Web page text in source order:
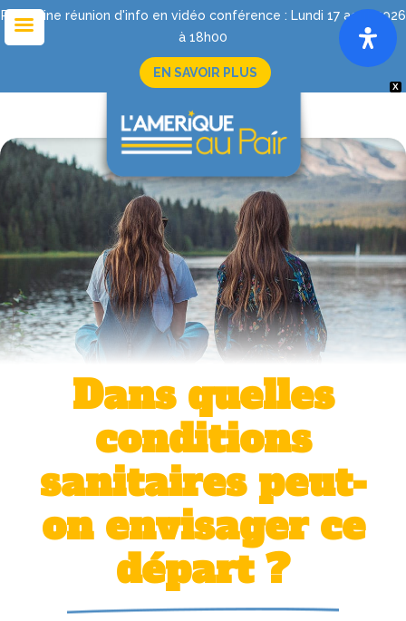
X
Prochaine réunion d'info en vidéo conférence : Lundi 17 août 2026
à 18h00
EN SAVOIR PLUS
Dans quelles
conditions
sanitaires peut-
on envisager ce
départ ?